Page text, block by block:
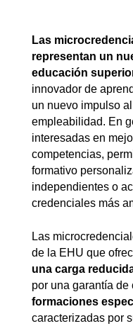
Las
representan un
educación
innovador de
un nuevo impulso
empleabilidad. En
interesadas en
competencias,
formativo
independientes o
credenciales más
Las
de la EHU que
una carga
por una garantía
formaciones
caracterizadas por